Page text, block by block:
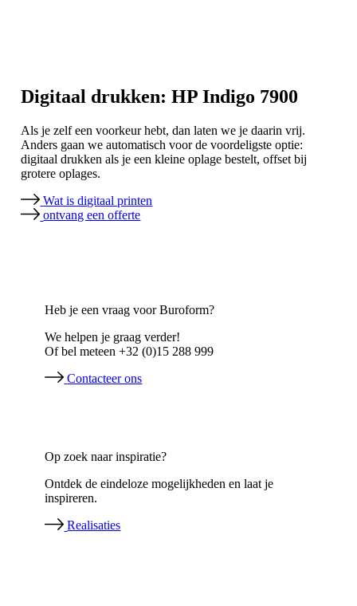
Digitaal drukken: HP Indigo 7900
Als je zelf een voorkeur hebt, dan laten we je daarin vrij.
Anders gaan we automatisch voor de voordeligste optie:
digitaal drukken als je een kleine oplage bestelt, offset bij
grotere oplages.
Wat is digitaal printen
ontvang een offerte
Heb je een vraag voor Buroform?
We helpen je graag verder!
Of bel meteen +32 (0)15 288 999
Contacteer ons
Op zoek naar inspiratie?
Ontdek de eindeloze mogelijkheden en laat je
inspireren.
Realisaties